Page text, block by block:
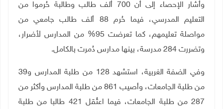
وأشار الإحصاء إلى أن 700 ألف طالب وطالبة حُرموا من
التعليم المدرسي، فيما حُرم 88 ألف طالب جامعي من
مواصلة تعليمهم، كما تعرضت 95% من المدارس لأضرار،
وتضررت 284 مدرسة، بينها مدارس دُمرت بالكامل
.
وفي الضفة الغربية، استشهد 128 من طلبة المدارس و39
من طلبة الجامعات، وأصيب 861 من طلبة المدارس وأكثر من
287 من طلبة الجامعات، فيما اعتُقل 421 طالبا من طلبة